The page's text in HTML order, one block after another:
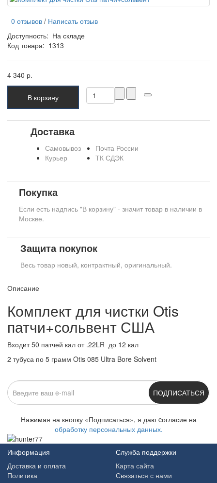
0 отзывов / Написать отзыв
Доступность: На складе
Код товара: 1313
4 340 р.
В корзину
Доставка
Самовывоз
Курьер
Почта России
ТК СДЭК
Покупка
Если есть надпись "В корзину" - значит товар в наличии в
Москве.
Защита покупок
Весь товар новый, контрактный, оригинальный.
Описание
Комплект для чистки Otis
патчи+сольвент США
Входит 50 патчей кал от .22LR до 12 кал
2 тубуса по 5 грамм Otis 085 Ultra Bore Solvent
ПОДПИСАТЬСЯ
Нажимая на кнопку «Подписаться», я даю cогласие на
обработку персональных данных.
Информация
Доставка и оплата
Политика
Служба поддержки
Карта сайта
Связаться с нами